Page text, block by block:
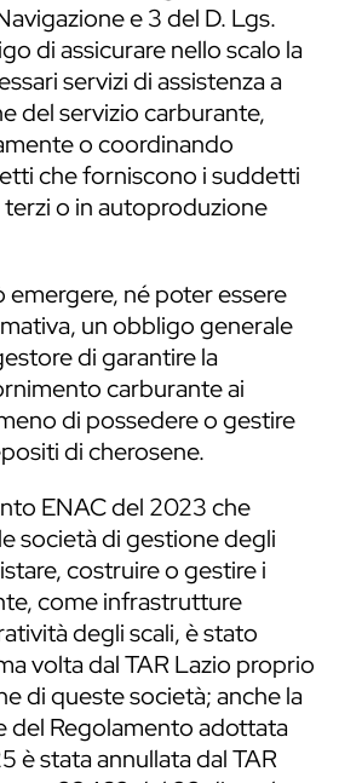
e 3 del D. Lgs.
di assicurare nello scalo la
servizi di assistenza a
del servizio carburante,
o coordinando
che forniscono i suddetti
terzi o in autoproduzione
emergere, né poter essere
un obbligo generale
di garantire la
carburante ai
di possedere o gestire
di cherosene.
ENAC del 2023 che
società di gestione degli
costruire o gestire i
come infrastrutture
degli scali, è stato
volta dal TAR Lazio proprio
di queste società; anche la
del Regolamento adottata
è stata annullata dal TAR